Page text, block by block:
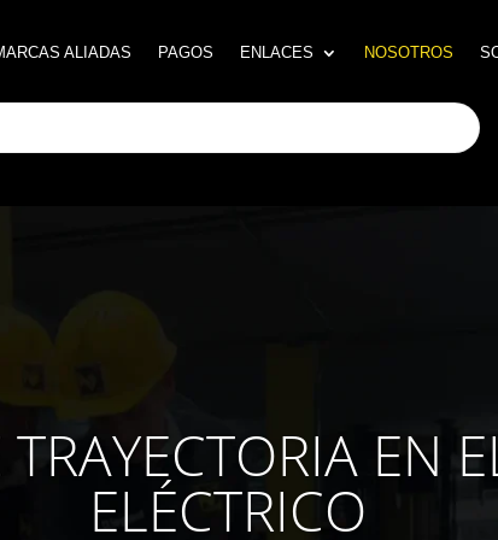
ALIADAS PAGOS ENLACES NOSOTROS
ALIADAS PAGOS ENLACES NOSOTROS
EN
ELÉCTRICO